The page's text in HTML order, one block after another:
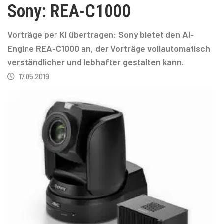
Sony: REA-C1000
Vorträge per KI übertragen: Sony bietet den AI-
Engine REA-C1000 an, der Vorträge vollautomatisch
verständlicher und lebhafter gestalten kann.
17.05.2019